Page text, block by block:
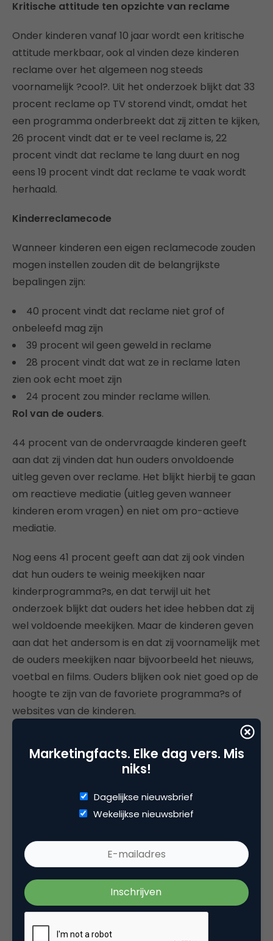
Kritische attitude ten opzichte van reclame
Onder kinderen vanaf 10 jaar wordt een kritische
attitude merkbaar, ook al vinden deze kinderen
reclame over het algemeen nog steeds
voornamelijk ?cool?. Uit het onderzoek blijkt dat 33
procent reclame op TV storend vindt, omdat het
een programma onderbreekt dat zij zitten te kijken,
26 procent vindt dat er te veel reclame is, 22
procent vindt dat reclame te lang duurt en nog
eens 19 procent vindt dat reclame te vaak wordt
herhaald.
Kinderreclamecode
Wanneer kinderen een eigen reclamecode zouden
mogen instellen zouden dit de belangrijkste
bepalingen zijn:
40 procent vindt dat reclame niet grof of
onbeleefd mag zijn
39 procent wil geen geweld in reclame
28 procent vindt dat wat ze in reclame laten
zien ook echt moet zijn
24 procent zou minder reclame willen.
Rol van de ouders.
44 procent van de ondervraagde kinderen geeft
aan dat zij vinden dat hun ouders onvoldoende
uitleg geven over reclame. Het blijkt hierbij te gaan
om reactieve mediatie (uitleg geven wanneer
kinderen erom vragen) en niet om pro-actieve
mediatie.
Nog eens 41 procent geeft aan dat zij ook vinden
dat hun ouders te weinig meekijken naar
kinderprogramma?s, en dat terwijl uit het
onderzoek blijkt dat ouders het idee hebben dat zij
wel voldoende meekijken. Maar de kinderen geven
aan dat het andersom is en dat zij voornamelijk met
de ouders meekijken naar bijvoorbeeld het nieuws,
voetbal en films. Ouders blijken ook niet goed op de
hoogte te zijn van de favoriete programma?s of
websites van de kinderen.
Erik van Roekel
Product Owner Chatbot bij ING
Marketingprofessional met ruime ervaring in
diverse internetprojecten in de financiële
Marketingfacts. Elke dag vers. Mis
niks!
Dagelijkse nieuwsbrief
Wekelijkse nieuwsbrief